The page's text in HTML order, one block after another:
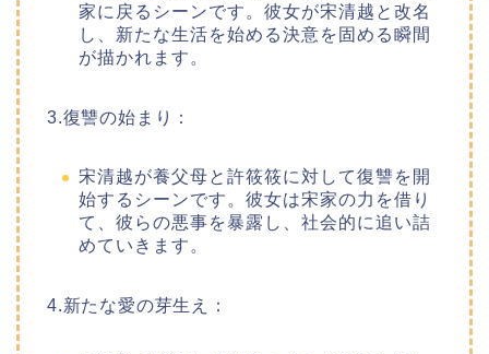
家に戻るシーンです。彼女が宋清越と改名
し、新たな生活を始める決意を固める瞬間
が描かれます。
3.復讐の始まり：
宋清越が養父母と許筱筱に対して復讐を開
始するシーンです。彼女は宋家の力を借り
て、彼らの悪事を暴露し、社会的に追い詰
めていきます。
4.新たな愛の芽生え：